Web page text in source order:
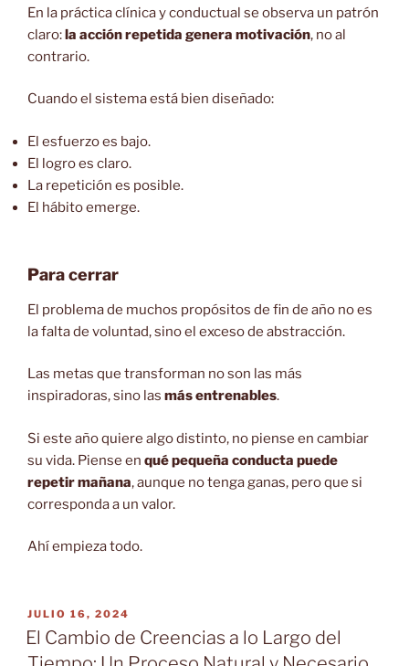
En la práctica clínica y conductual se observa un patrón
claro:la acción repetida genera motivación, no al
contrario.
Cuando el sistema está bien diseñado:
El esfuerzo es bajo.
El logro es claro.
La repetición es posible.
El hábito emerge.
Para cerrar
El problema de muchos propósitos de fin de año no es
la falta de voluntad, sino el exceso de abstracción.
Las metas que transforman no son las más
inspiradoras, sino las más entrenables.
Si este año quiere algo distinto, no piense en cambiar
su vida. Piense en qué pequeña conducta puede
repetir mañana, aunque no tenga ganas, pero que si
corresponda a un valor.
Ahí empieza todo.
PUBLICADO
EL
JULIO 16, 2024
El Cambio de Creencias a lo Largo del